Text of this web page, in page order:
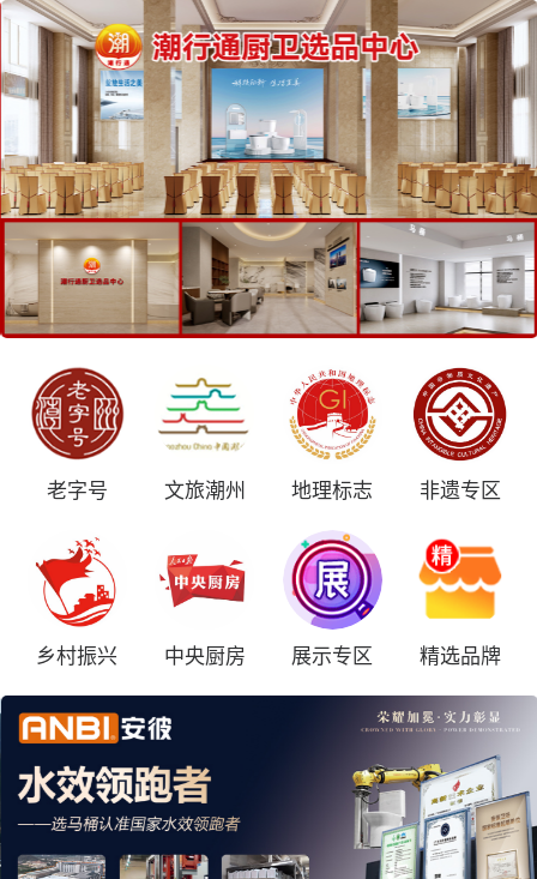
老字号 文旅潮州 地理标志 非遗专区
乡村振兴 中央厨房 展示专区 精选品牌